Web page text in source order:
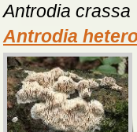
Antrodia crassa
Antrodia